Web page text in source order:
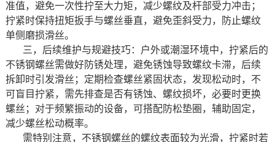
准值，避免一次性拧至大力矩，减少螺纹及杆部受力冲击；
拧紧时保持扭矩扳手与螺丝垂直，避免歪斜受力，防止螺纹
单侧磨损滑丝。
三，后续维护与规避技巧：户外或潮湿环境中，拧紧后的
不锈钢螺丝需做好防锈处理，避免锈蚀导致螺纹卡滞，后续
拆卸时引发滑丝；定期检查螺丝紧固状态，发现松动时，不
可盲目拧紧，需先排查是否有锈蚀、螺纹损坏，必要时更换
螺丝；对于频繁振动的设备，可搭配防松垫圈，辅助固定，
减少螺丝松动概率。
需特别注意，不锈钢螺丝的螺纹表面较为光滑，拧紧时若